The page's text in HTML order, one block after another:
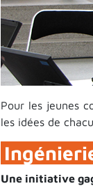
Pour les jeunes
les idées de
Une initiative